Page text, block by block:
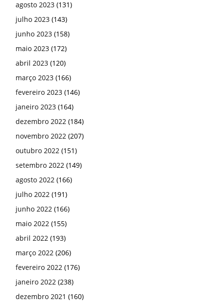
agosto 2023 (131)
julho 2023 (143)
junho 2023 (158)
maio 2023 (172)
abril 2023 (120)
março 2023 (166)
fevereiro 2023 (146)
janeiro 2023 (164)
dezembro 2022 (184)
novembro 2022 (207)
outubro 2022 (151)
setembro 2022 (149)
agosto 2022 (166)
julho 2022 (191)
junho 2022 (166)
maio 2022 (155)
abril 2022 (193)
março 2022 (206)
fevereiro 2022 (176)
janeiro 2022 (238)
dezembro 2021 (160)